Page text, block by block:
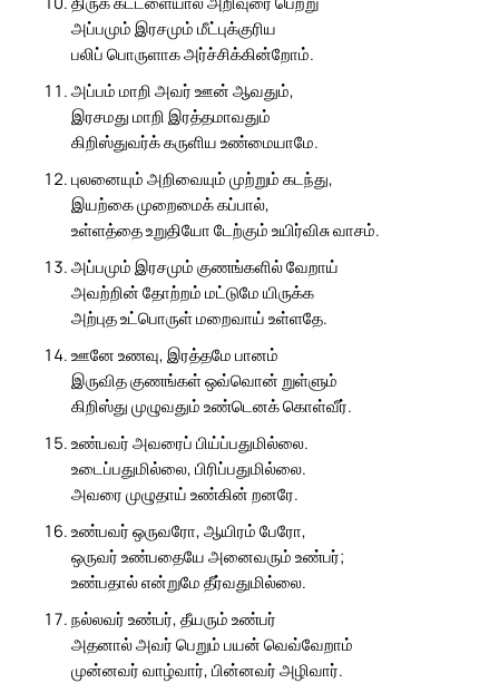
அப்பமும் இரசமும் மீட்புக்குரிய
பலிப் பொருளாக அர்ச்சிக்கின்றோம்.
அப்பம் மாறி அவர் ஊன் ஆவதும்,
இரசமது மாறி இரத்தமாவதும்
கிறிஸ்துவர்க் கருளிய உண்மையாமே.
புலனையும் அறிவையும் முற்றும் கடந்து,
இயற்கை முறைமைக் கப்பால்,
உள்ளத்தை உறுதியோ டேற்கும் உயிர்விசு வாசம்.
அப்பமும் இரசமும் குணங்களில் வேறாய்
அவற்றின் தோற்றம் மட்டுமே யிருக்க
அற்புத உட்பொருள் மறைவாய் உள்ளதே.
ஊனே உணவு, இரத்தமே பானம்
இருவித குணங்கள் ஒவ்வொன் றுள்ளும்
கிறிஸ்து முழுவதும் உண்டெனக் கொள்வீர்.
உண்பவர் அவரைப் பிய்ப்பதுமில்லை.
உடைப்பதுமில்லை, பிரிப்பதுமில்லை.
அவரை முழுதாய் உண்கின் றனரே.
உண்பவர் ஒருவரோ, ஆயிரம் பேரோ,
ஒருவர் உண்பதையே அனைவரும் உண்பர்;
உண்பதால் என்றுமே தீர்வதுமில்லை.
நல்லவர் உண்பர், தீயரும் உண்பர்
அதனால் அவர் பெறும் பயன் வெவ்வேறாம்
முன்னவர் வாழ்வார், பின்னவர் அழிவார்.